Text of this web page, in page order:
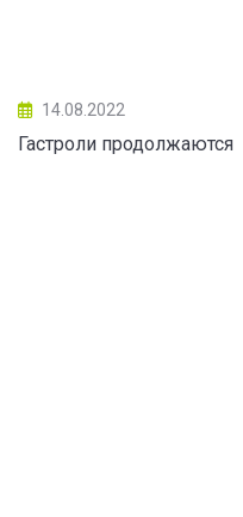
14.08.2022
Гастроли продолжаются